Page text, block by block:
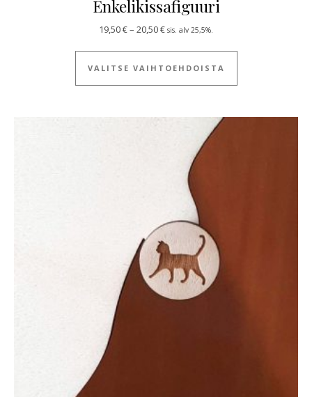
Enkelikissafiguuri
19,50€– 20,50€Hintaluokka: 19,50 € - 20,50 €
sis. alv 25,5%.
VALITSE VAIHTOEHDOISTA
Tällä tuotteella